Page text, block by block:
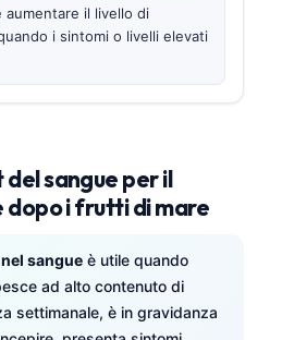
il livello di
i sintomi o livelli elevati
sangue per il
dopo i frutti di mare
sangue è utile quando
ad alto contenuto di
settimanale, è in gravidanza